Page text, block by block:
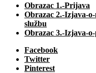
Obrazac 1.-Prijava
Obrazac 2.-Izjava-
službu
Obrazac 3.-Izjava-
Facebook
Twitter
Pinterest